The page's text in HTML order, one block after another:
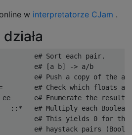
w interpretatorze CJam .
e# Sort each pair.
e# [a b] -> a/b
e# Push a copy of the
e# Check which floats
ee      e# Enumerate the
::*   e# Multiply each Boolean
e# This yields 0 for
e# haystack pairs